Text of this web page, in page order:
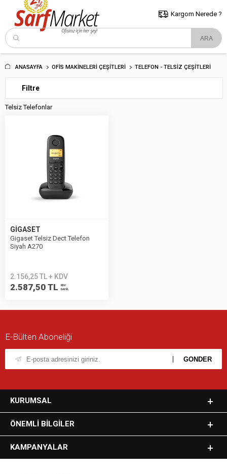
5000 TL ve Üzeri Alışverişlerde İstanbul İçi Kargo Bedava!
ve Trakya İçin Tıklayın..
Kargom Nerede ?
ANASAYFA OFIS MAKINELERI ÇEŞITLERI TELEFON - TELSIZ ÇEŞITLERI
Filtre
Telsiz Telefonlar
GİGASET
Gigaset Telsiz Dect Telefon
Siyah A270
2.156,25 TL + KDV
2.587,50 TL
KDV
DAHİL
E-Bülten Aboneliği
KURUMSAL
ÖNEMLI BILGILER
KAMPANYALAR